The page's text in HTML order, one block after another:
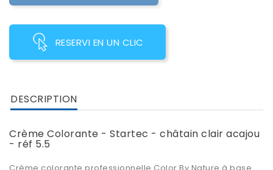
RESERVI EN UN CLIC
DESCRIPTION
Crème Colorante - Startec - châtain clair acajou
- réf 5.5